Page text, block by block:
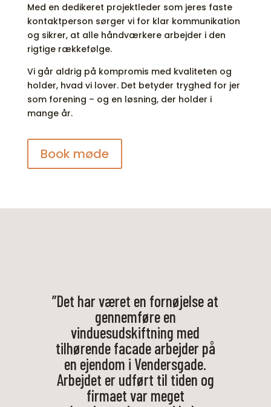
Med en dedikeret projektleder som jeres faste
kontaktperson sørger vi for klar kommunikation
og sikrer, at alle håndværkere arbejder i den
rigtige rækkefølge.
Vi går aldrig på kompromis med kvaliteten og
holder, hvad vi lover. Det betyder tryghed for jer
som forening – og en løsning, der holder i
mange år.
Book møde
”Det har været en fornøjelse at
gennemføre en
vinduesudskiftning med
tilhørende facade arbejder på
en ejendom i Vendersgade.
Arbejdet er udført til tiden og
firmaet var meget